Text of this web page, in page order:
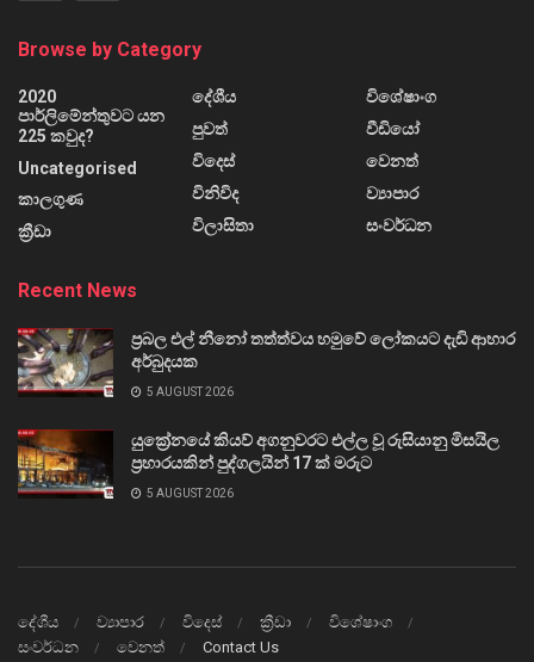
Browse by Category
2020
පාර්ලිමේන්තුවට යන
225 කවුද?
Uncategorised
කාලගුණ
ක්‍රීඩා
දේශීය
පුවත්
විදෙස්
විනිවිද
විලාසිතා
විශේෂාංග
වීඩියෝ
වෙනත්
ව්‍යාපාර
සංවර්ධන
Recent News
ප්‍රබල එල් නීනෝ තත්ත්වය හමුවේ ලෝකයට දැඩි ආහාර
අර්බුදයක
5 AUGUST 2026
යුක්‍රේනයේ කියව් අගනුවරට එල්ල වූ රුසියානු මිසයිල
ප්‍රහාරයකින් පුද්ගලයින් 17 ක් මරුට
5 AUGUST 2026
දේශීය ව්‍යාපාර විදෙස් ක්‍රීඩා
විශේෂාංග
සංවර්ධන
වෙනත් Contact Us